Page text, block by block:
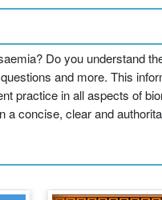
Do you understand
and more. This
practice in all aspects of
concise, clear and